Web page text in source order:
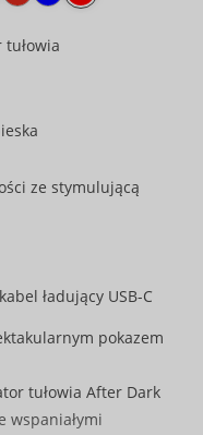
ze stymulującą
ładujący USB-C
pokazem
tułowia After Dark
wspaniałymi